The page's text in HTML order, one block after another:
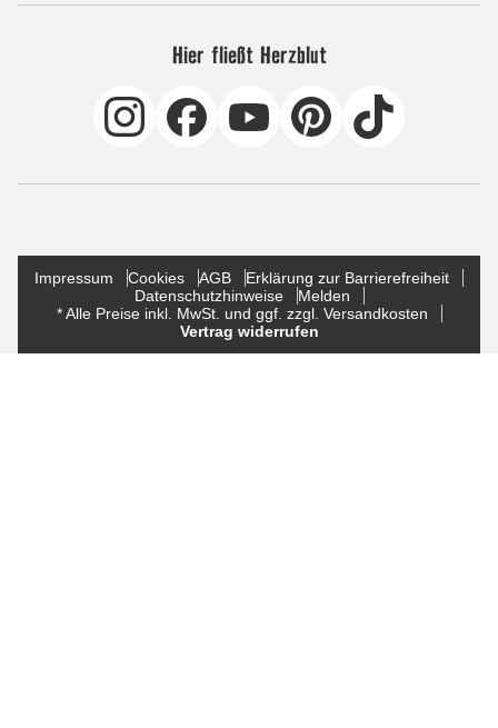
Hier fließt Herzblut
Impressum Cookies AGB
Erklärung zur Barrierefreiheit
Datenschutzhinweise
Melden
* Alle Preise inkl. MwSt. und ggf. zzgl. Versandkosten
Vertrag widerrufen